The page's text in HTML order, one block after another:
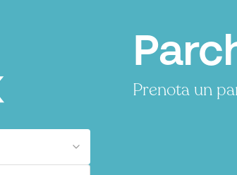
Prenota un